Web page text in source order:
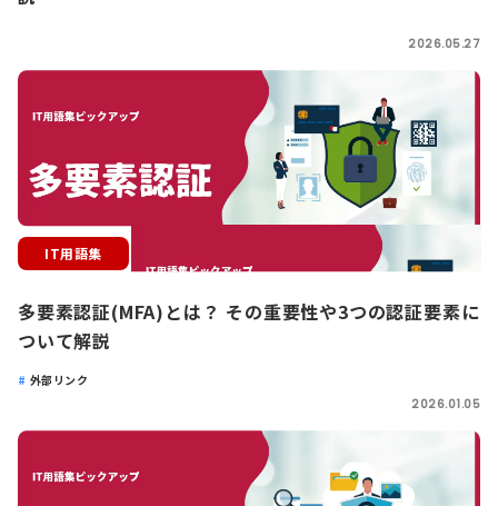
2026.05.27
IT用語集
多要素認証(MFA)とは？ その重要性や3つの認証要素に
ついて解説
外部リンク
2026.01.05